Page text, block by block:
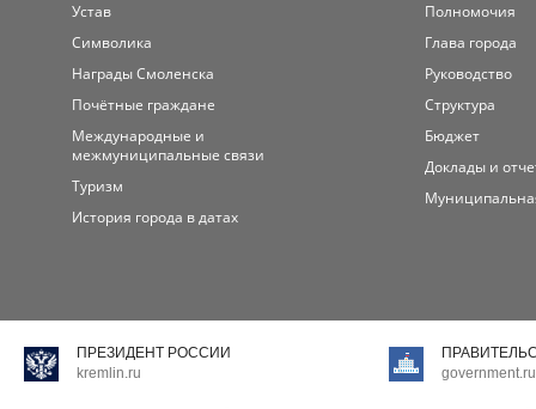
Устав
Символика
Награды Смоленска
Почётные граждане
Международные и
межмуниципальные связи
Туризм
История города в датах
Полномочия
Глава города
Руководство
Структура
Бюджет
Доклады и
ПРЕЗИДЕНТ РОССИИ
kremlin.ru
government.ru